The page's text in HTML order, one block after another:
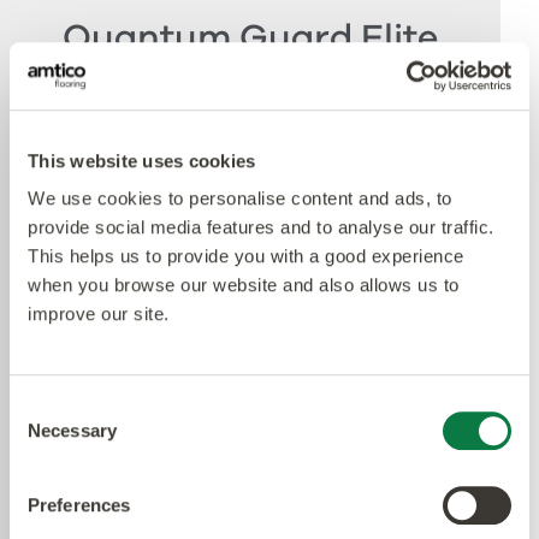
This website uses cookies
We use cookies to personalise content and ads, to
provide social media features and to analyse our traffic.
This helps us to provide you with a good experience
when you browse our website and also allows us to
improve our site.
Selection
Necessary
Preferences
Quantum Guard Elite
Die Krönung unseres Multiple Performance
Systems ist unsere Quantum Guard
Polyurethanschicht mit antimikrobieller
Technologie. Amticos Quantum Guard ist das
haltbarste Polyurethan auf dem Markt. Die
niedrigglänzende Oberfläche erleichtert die
und reduziert nachweislich die vorhandenen
Bakterien innerhalb von 24 Stunden um mehr als